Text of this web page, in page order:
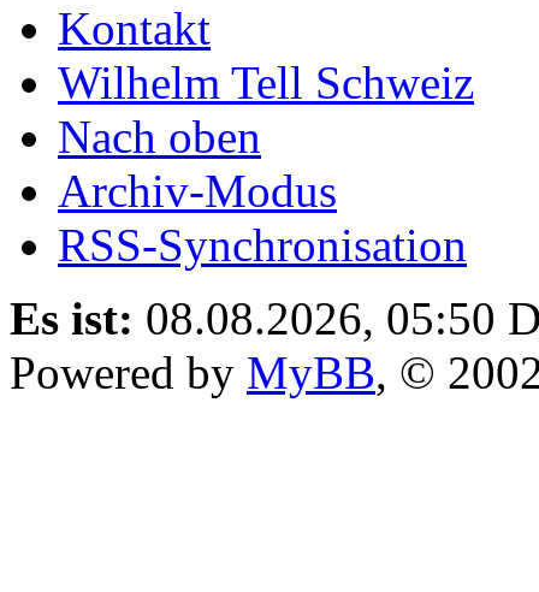
Kontakt
Wilhelm Tell Schweiz
Nach oben
Archiv-Modus
RSS-Synchronisation
Es ist: 08.08.2026, 05:50
Powered by MyBB, ©